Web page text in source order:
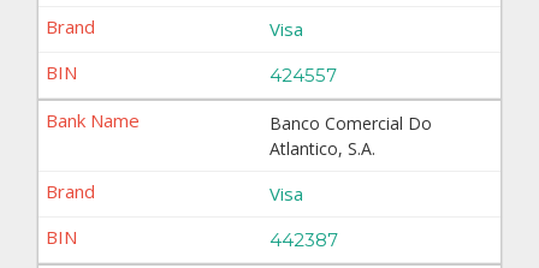
Visa
424557
Banco Comercial Do
Atlantico, S.A.
Visa
442387